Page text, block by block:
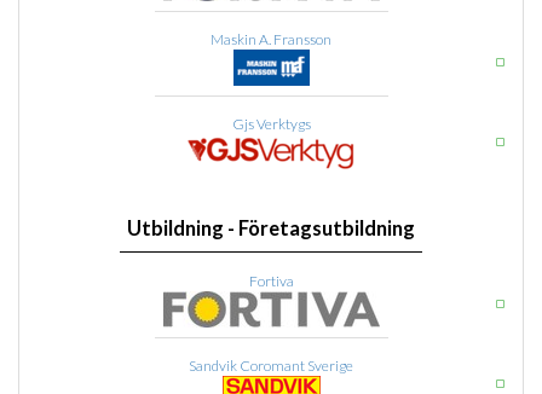
Maskin A. Fransson
Gjs Verktygs
Utbildning - Företagsutbildning
Fortiva
Sandvik Coromant Sverige